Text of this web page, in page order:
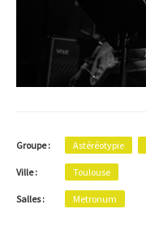
Groupe : Astéréotypie
Ville : Toulouse
Salles : Metronum